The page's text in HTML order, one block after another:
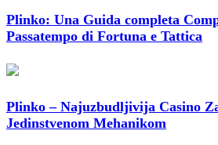
Plinko: Una Guida completa
Passatempo di Fortuna e Tattica
Plinko – Najuzbudljivija Casino
Jedinstvenom Mehanikom